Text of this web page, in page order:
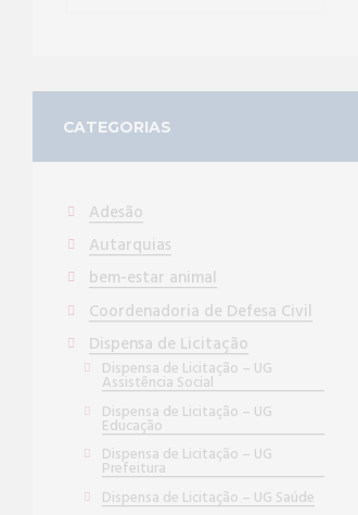
CATEGORIAS
Adesão
Autarquias
bem-estar animal
Coordenadoria de Defesa Civil
Dispensa de Licitação
Dispensa de Licitação – UG
Assistência Social
Dispensa de Licitação – UG
Educação
Dispensa de Licitação – UG
Prefeitura
Dispensa de Licitação – UG Saúde